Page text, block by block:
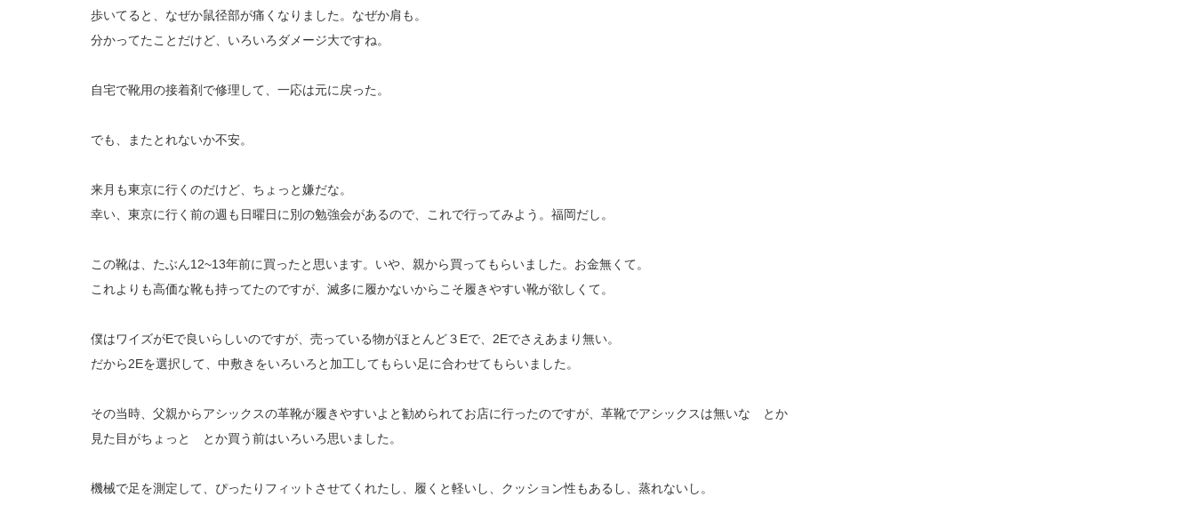
歩いてると、なぜか鼠径部が痛くなりました。なぜか肩も。
分かってたことだけど、いろいろダメージ大ですね。
自宅で靴用の接着剤で修理して、一応は元に戻った。
でも、またとれないか不安。
来月も東京に行くのだけど、ちょっと嫌だな。
幸い、東京に行く前の週も日曜日に別の勉強会があるので、これで行ってみよう。福岡だし。
この靴は、たぶん12~13年前に買ったと思います。いや、親から買ってもらいました。お金無くて。
これよりも高価な靴も持ってたのですが、滅多に履かないからこそ履きやすい靴が欲しくて。
僕はワイズがEで良いらしいのですが、売っている物がほとんど３Eで、2Eでさえあまり無い。
だから2Eを選択して、中敷きをいろいろと加工してもらい足に合わせてもらいました。
その当時、父親からアシックスの革靴が履きやすいよと勧められてお店に行ったのですが、革靴でアシックスは無いな とか
見た目がちょっと とか買う前はいろいろ思いました。
機械で足を測定して、ぴったりフィットさせてくれたし、履くと軽いし、クッション性もあるし、蒸れないし。